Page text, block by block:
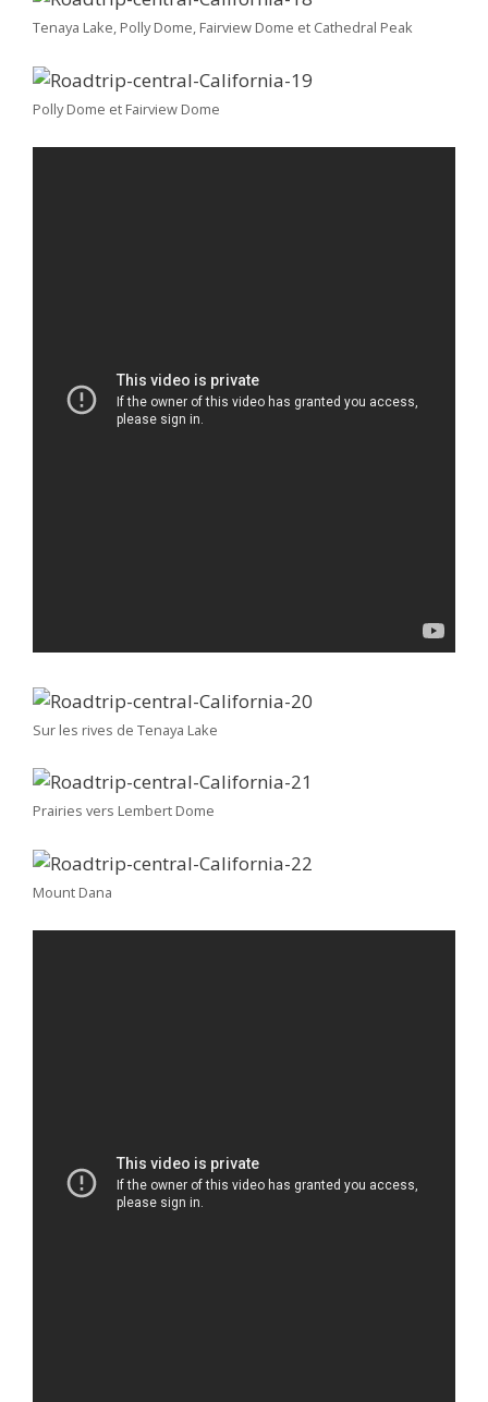
Tenaya Lake, Polly Dome, Fairview Dome et Cathedral Peak
Polly Dome et Fairview Dome
Sur les rives de Tenaya Lake
Prairies vers Lembert Dome
Mount Dana